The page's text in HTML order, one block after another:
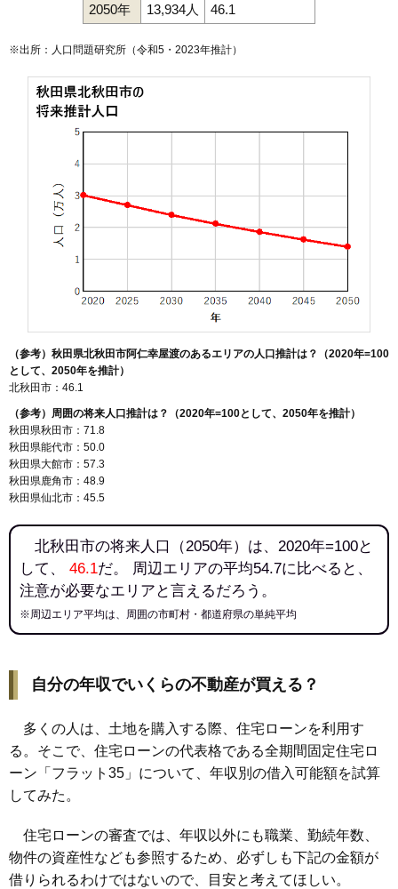
2050年
13,934人 46.1
※出所：人口問題研究所（令和5・2023年推計）
（参考）秋田県北秋田市阿仁幸屋渡のあるエリアの人口推計は？（2020年=100
として、2050年を推計）
北秋田市：46.1
（参考）周囲の将来人口推計は？（2020年=100として、2050年を推計）
秋田県秋田市：71.8
秋田県能代市：50.0
秋田県大館市：57.3
秋田県鹿角市：48.9
秋田県仙北市：45.5
北秋田市の将来人口（2050年）は、2020年=100と
して、 46.1だ。 周辺エリアの平均54.7に比べると、
注意が必要なエリアと言えるだろう。
※周辺エリア平均は、周囲の市町村・都道府県の単純平均
自分の年収でいくらの不動産が買える？
多くの人は、土地を購入する際、住宅ローンを利用す
る。そこで、住宅ローンの代表格である全期間固定住宅ロ
ーン「フラット35」について、年収別の借入可能額を試算
してみた。
住宅ローンの審査では、年収以外にも職業、勤続年数、
物件の資産性なども参照するため、必ずしも下記の金額が
借りられるわけではないので、目安と考えてほしい。